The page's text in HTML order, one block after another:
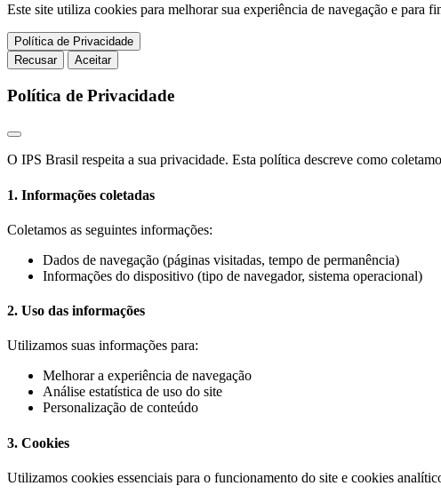
Este site utiliza cookies para melhorar sua experiência de navegação e para
Política de Privacidade
Recusar
Aceitar
Política de Privacidade
O IPS Brasil respeita a sua privacidade. Esta política descreve como
1. Informações coletadas
Coletamos as seguintes informações:
Dados de navegação (páginas visitadas, tempo de permanência)
Informações do dispositivo (tipo de navegador, sistema operacional)
2. Uso das informações
Utilizamos suas informações para:
Melhorar a experiência de navegação
Análise estatística de uso do site
Personalização de conteúdo
3. Cookies
Utilizamos cookies essenciais para o funcionamento do site e cookies